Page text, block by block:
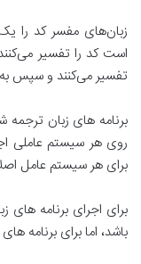
زبان‌های مفسر کد را
است کد را تفسیر
تفسیر می‌کنند و سپس
برنامه های زبان
روی هر سیستم عاملی
برای هر سیستم عامل
برای اجرای برنامه
باشد، اما برای برنامه